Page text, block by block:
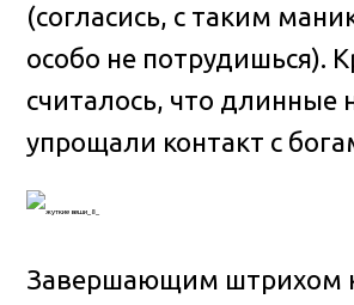
(согласись, с таким
особо не потрудишься).
считалось, что длинные
упрощали контакт с
Завершающим штрихом